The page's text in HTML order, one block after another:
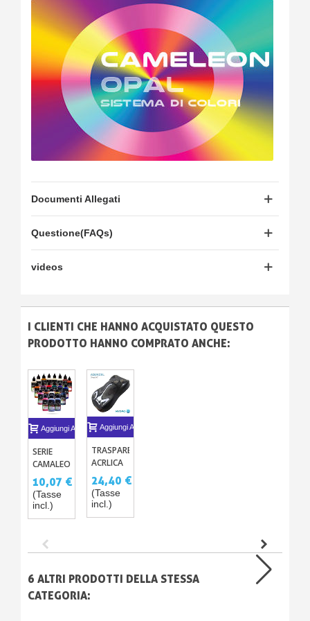
Documenti Allegati
Questione(FAQs)
videos
I CLIENTI CHE HANNO ACQUISTATO QUESTO
PRODOTTO HANNO COMPRATO ANCHE:
Aggiungi Al Carrello
SERIE
CAMALEONTE
– 20
VERNICI
STARDUST®
ACRILICHE-
AEROGRAFO
10,07 €
(Tasse
incl.)
Aggiungi Al Carrello
TRASPARENTE
ACRLICA
ALL'ACQUA
AQUACEL
3200
24,40 €
(Tasse
incl.)
6 ALTRI PRODOTTI DELLA STESSA
CATEGORIA: